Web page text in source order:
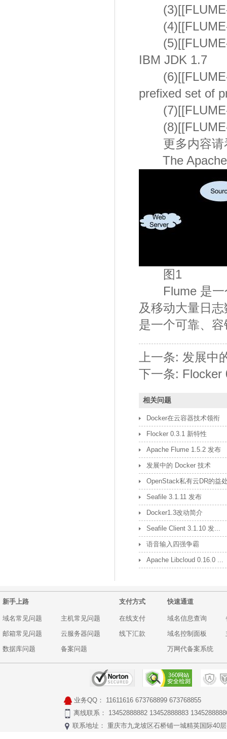
(3)[[FLUME-
(4)[[FLUME-
(5)[[FLUME-
IBM JDK 1.7
(6)[[FLUME-
prefixed set of
(7)[[FLUME-
(8)[[FLUME-
更多内容请
The Apache
图1
Flume 是一个
及移动大量日
是一个可靠、
上一条: 发展中
下一条: Flocker
相关问题
Docker在云容器技术领衔
Flocker 0.3.1 新特性
Apache Flume 1.5.2 发布
发展中的 Docker 技术
OpenStack私有云DR的益
Seafile 3.1.11 发布
Docker1.3改动简介
Seafile Client 3.1.10 发...
语音输入四强争霸
Apache Libcloud 0.16.0 ...
新手上路 支付方式 快速通道
域名常见问题 主机常见问题 在线支付 域名信息查询
邮箱常见问题
云服务器问题 线下汇款 域名控制面板
数据库问题
备案问题 万网代备案系统
业务QQ： 11611616 673768899 673768855
离线联系： 13452888882 13452888883
联系地址： 重庆市九龙坡区石桥铺一城精英国际40